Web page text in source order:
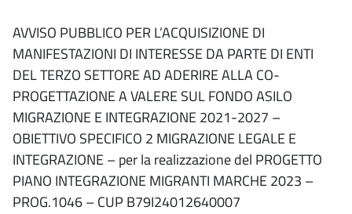
AVVISO PUBBLICO PER L’ACQUISIZIONE DI
MANIFESTAZIONI DI INTERESSE DA PARTE DI ENTI
DEL TERZO SETTORE AD ADERIRE ALLA CO-
PROGETTAZIONE A VALERE SUL FONDO ASILO
MIGRAZIONE E INTEGRAZIONE 2021-2027 –
OBIETTIVO SPECIFICO 2 MIGRAZIONE LEGALE E
INTEGRAZIONE – per la realizzazione del PROGETTO
PIANO INTEGRAZIONE MIGRANTI MARCHE 2023 –
PROG.1046 – CUP B79I24012640007